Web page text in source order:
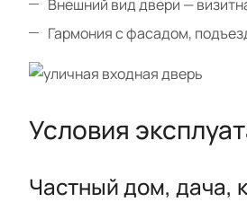
Внешний вид двери —
Гармония с фасадом,
Условия
Частный дом, дача,